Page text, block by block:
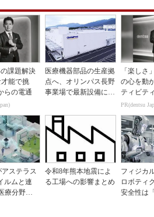
課題解決
能で挑
らの電通
医療機器部品の生産拠
点へ、オリンパス長野
事業場で最新設備に機
「楽しさ
の心を動
ティビテ
PR(dentsu
ステラス
ルムと連
療分野支
令和8年熊本地震によ
る工場への影響まとめ
フィジカ
ロボティ
安全性は